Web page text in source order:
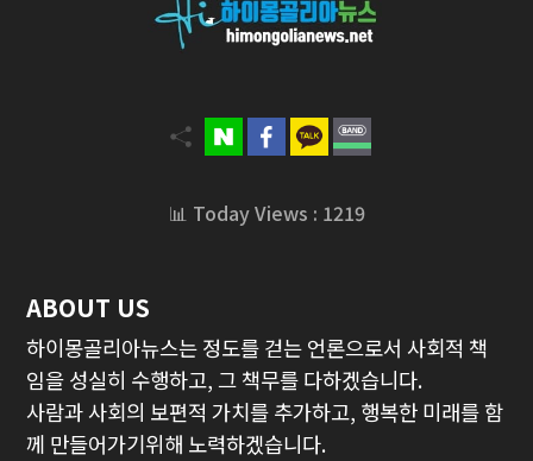
📊 Today Views : 1219
ABOUT US
하이몽골리아뉴스는 정도를 걷는 언론으로서 사회적 책
임을 성실히 수행하고, 그 책무를 다하겠습니다.
사람과 사회의 보편적 가치를 추가하고, 행복한 미래를 함
께 만들어가기위해 노력하겠습니다.